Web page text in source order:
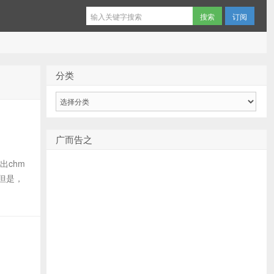
订阅
chm
是，
分类
广而告之